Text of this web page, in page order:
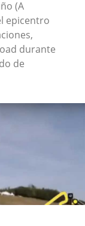
(A
epicentro
durante
de